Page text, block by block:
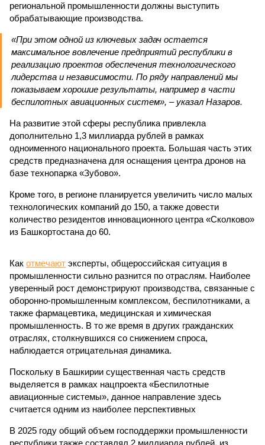
региональной промышленности должны выступить
обрабатывающие производства.
«При этом одной из ключевых задач остается
максимальное вовлечение предприятий республики в
реализацию проектов обеспечения технологического
лидерства и независимости. По ряду направлений мы
показываем хорошие результаты, например в части
беспилотных авиационных систем», – указал Назаров.
На развитие этой сферы республика привлекла
дополнительно 1,3 миллиарда рублей в рамках
одноименного национального проекта. Большая часть этих
средств предназначена для оснащения центра дронов на
базе технопарка «Зубово».
Кроме того, в регионе планируется увеличить число малых
технологических компаний до 150, а также довести
количество резидентов инновационного центра «Сколково»
из Башкортостана до 60.
Как отмечают эксперты, общероссийская ситуация в
промышленности сильно разнится по отраслям. Наиболее
уверенный рост демонстрируют производства, связанные с
оборонно-промышленным комплексом, беспилотниками, а
также фармацевтика, медицинская и химическая
промышленность. В то же время в других гражданских
отраслях, столкнувшихся со снижением спроса,
наблюдается отрицательная динамика.
Поскольку в Башкирии существенная часть средств
выделяется в рамках нацпроекта «Беспилотные
авиационные системы», данное направление здесь
считается одним из наиболее перспективных
В 2025 году общий объем господдержки промышленности
республики также составлял 2 миллиарда рублей, из